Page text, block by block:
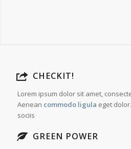
CHECKIT!
Lorem ipsum dolor sit amet,
Aenean commodo ligula eget
sociis
GREEN POWER